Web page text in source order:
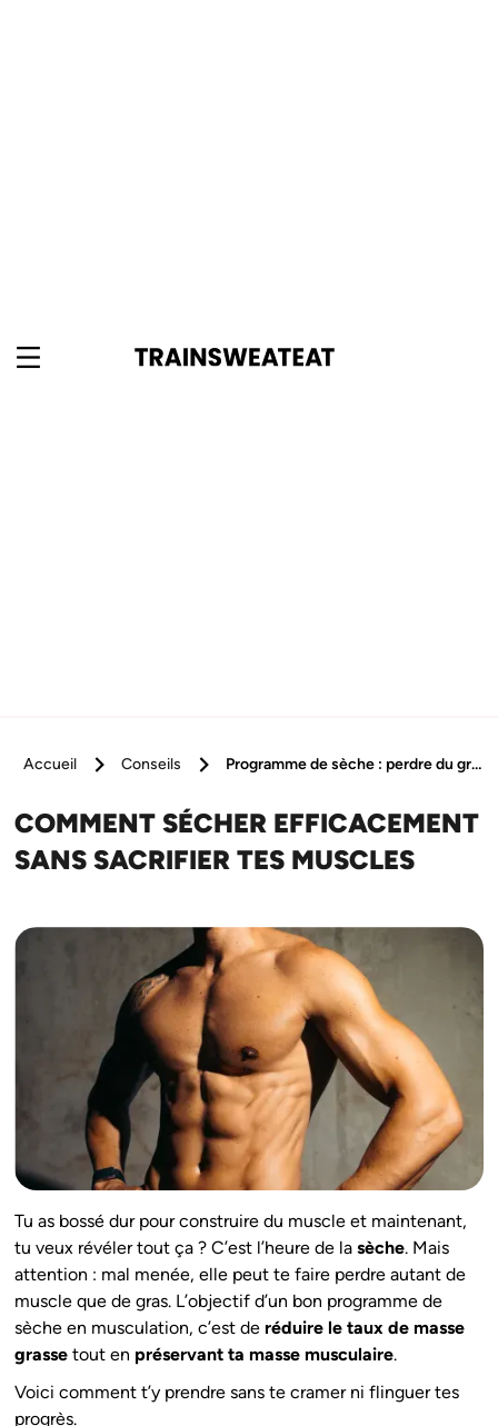
Accueil Conseils Programme de sèche : perdre du gras sans perdre de muscle
COMMENT SÉCHER EFFICACEMENT
SANS SACRIFIER TES MUSCLES
Tu as bossé dur pour construire du muscle et maintenant,
tu veux révéler tout ça ? C’est l’heure de lasèche. Mais
attention : mal menée, elle peut te faire perdre autant de
muscle que de gras. L’objectif d’un bon programme de
sèche en musculation, c’est deréduire le taux de masse
grasse tout en préservant ta masse musculaire.
Voici comment t’y prendre sans te cramer ni flinguer tes
progrès.